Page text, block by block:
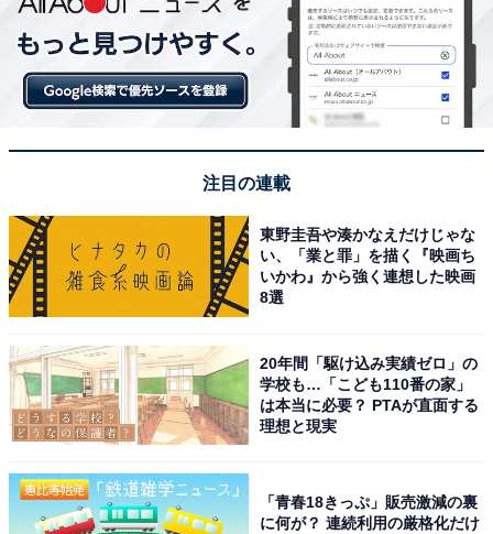
マートフォンが対応していなければ、意味がありませ
ん。とはいっても、例えば5Gに対応するスマートフォン
であれば、ほぼ例外なくWi-Fi 6を利用できます。スマー
トフォンは、2年ほどたつとバッテリーの持ちが悪くな
人は、Wi-Fi 6対応のスマートフォンを所有していると思
無線LANルータ側の設定画面。11axに対応していることが分かる
注目の連載
東野圭吾や湊かなえだけじゃな
い、「業と罪」を描く『映画ち
いかわ』から強く連想した映画
8選
20年間「駆け込み実績ゼロ」の
学校も…「こども110番の家」
は本当に必要？ PTAが直面する
理想と現実
「青春18きっぷ」販売激減の裏
に何が？ 連続利用の厳格化だけ